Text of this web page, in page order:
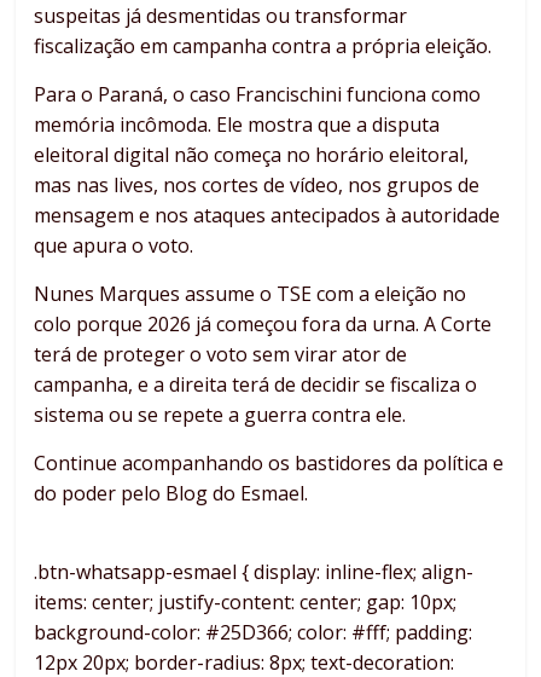
suspeitas já desmentidas ou transformar
fiscalização em campanha contra a própria eleição.
Para o Paraná, o caso Francischini funciona como
memória incômoda. Ele mostra que a disputa
eleitoral digital não começa no horário eleitoral,
mas nas lives, nos cortes de vídeo, nos grupos de
mensagem e nos ataques antecipados à autoridade
que apura o voto.
Nunes Marques assume o TSE com a eleição no
colo porque 2026 já começou fora da urna. A Corte
terá de proteger o voto sem virar ator de
campanha, e a direita terá de decidir se fiscaliza o
sistema ou se repete a guerra contra ele.
Continue acompanhando os bastidores da política e
do poder pelo Blog do Esmael.
.btn-whatsapp-esmael { display: inline-flex; align-
items: center; justify-content: center; gap: 10px;
background-color: #25D366; color: #fff; padding:
12px 20px; border-radius: 8px; text-decoration: